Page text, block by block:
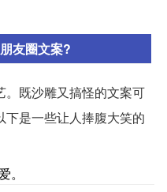
友圈文案?
。既沙雕又搞怪的文案可
是一些让人捧腹大笑的